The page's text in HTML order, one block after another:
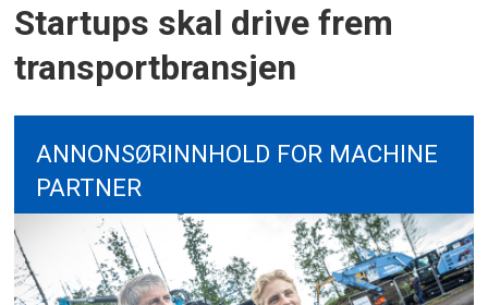
Startups skal drive frem
transportbransjen
ANNONSØRINNHOLD FOR MACHINE
PARTNER